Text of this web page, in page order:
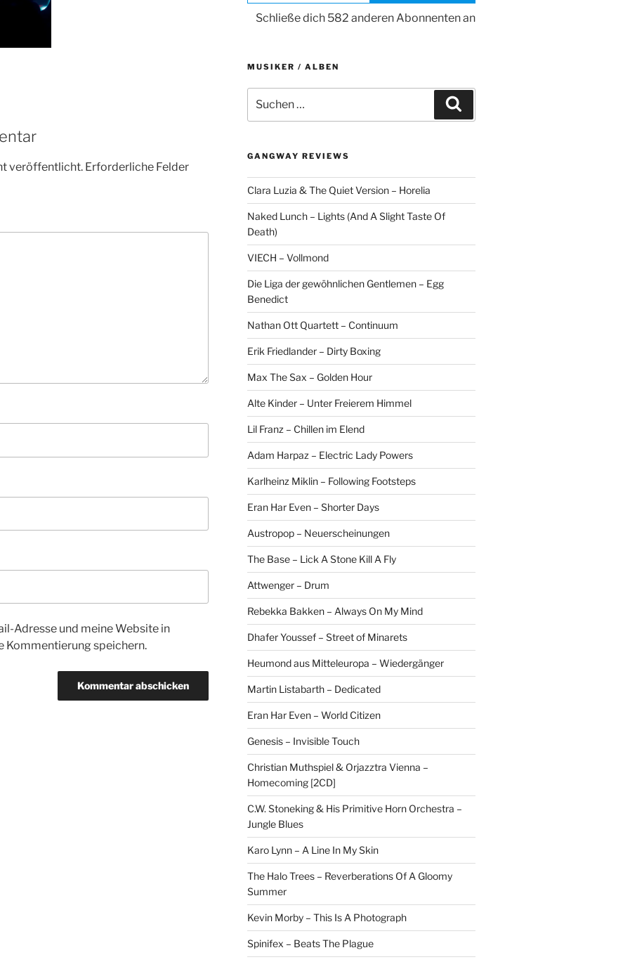
veröffentlicht. Erforderliche Felder
Adresse und meine Website in
Kommentierung speichern.
Schließe dich 582 anderen Abonnenten an
MUSIKER / ALBEN
nach:
GANGWAY REVIEWS
Clara Luzia & The Quiet Version – Horelia
Naked Lunch – Lights (And A Slight Taste Of
Death)
VIECH – Vollmond
Die Liga der gewöhnlichen Gentlemen – Egg
Benedict
Nathan Ott Quartett – Continuum
Erik Friedlander – Dirty Boxing
Max The Sax – Golden Hour
Alte Kinder – Unter Freierem Himmel
Lil Franz – Chillen im Elend
Adam Harpaz – Electric Lady Powers
Karlheinz Miklin – Following Footsteps
Eran Har Even – Shorter Days
Austropop – Neuerscheinungen
The Base – Lick A Stone Kill A Fly
Attwenger – Drum
Rebekka Bakken – Always On My Mind
Dhafer Youssef – Street of Minarets
Heumond aus Mitteleuropa – Wiedergänger
Martin Listabarth – Dedicated
Eran Har Even – World Citizen
Genesis – Invisible Touch
Christian Muthspiel & Orjazztra Vienna –
Homecoming [2CD]
C.W. Stoneking & His Primitive Horn Orchestra –
Jungle Blues
Karo Lynn – A Line In My Skin
The Halo Trees – Reverberations Of A Gloomy
Summer
Kevin Morby – This Is A Photograph
Spinifex – Beats The Plague